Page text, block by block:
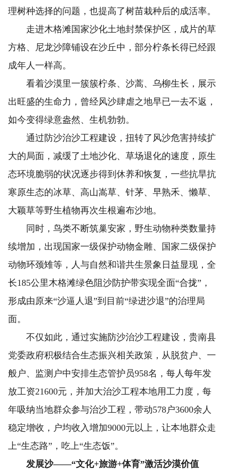
理树种选择的问题，也提高了树苗栽种后的成活率。
走进木格滩国家沙化土地封禁保护区，成片的草
方格、尼龙沙障铺设在沙丘中，部分柠条长得已经跟
成年人一样高。
看着沙漠里一簇簇柠条、沙蒿、乌柳生长，展示
出旺盛的生命力，曾经风沙肆虐之地早已一去不返，
如今变得绿意盎然、生机勃勃。
通过防沙治沙工程建设，扭转了风沙危害持续扩
大的局面，减缓了土地沙化、草场退化的速度，原生
态环境脆弱的状况逐步得到休养和恢复，一些抗旱抗
寒原生态的冰草、高山嵩草、针茅、早熟禾、懒草、
大颖草等野生植物再次生根遍布沙地。
同时，鸟类不断筑巢安家，野生动物种类数量持
续增加，出现国家一级保护动物金雕、国家二级保护
动物环颈雉等，人与自然和谐共生景象日益显现，全
长185公里木格滩绿色阻沙防护带实现全面“合拢”，
形成由原来“沙逼人退”到目前“绿进沙退”的治理局
面。
不仅如此，通过实施防沙治沙工程建设，贵南县
党委政府积极结合生态振兴相关政策，从脱贫户、一
般户、监测户中安排生态管护员958名，每人每年发
放工资21600元，并加大治沙工程本地用工力度，每
年吸纳当地群众参与治沙工程，带动578户3600余人
稳定增收，户均收入增加9000元以上，让本地群众走
上“生态路”，吃上“生态饭”。
发展沙——“文化+旅游+体育”激活沙漠价值